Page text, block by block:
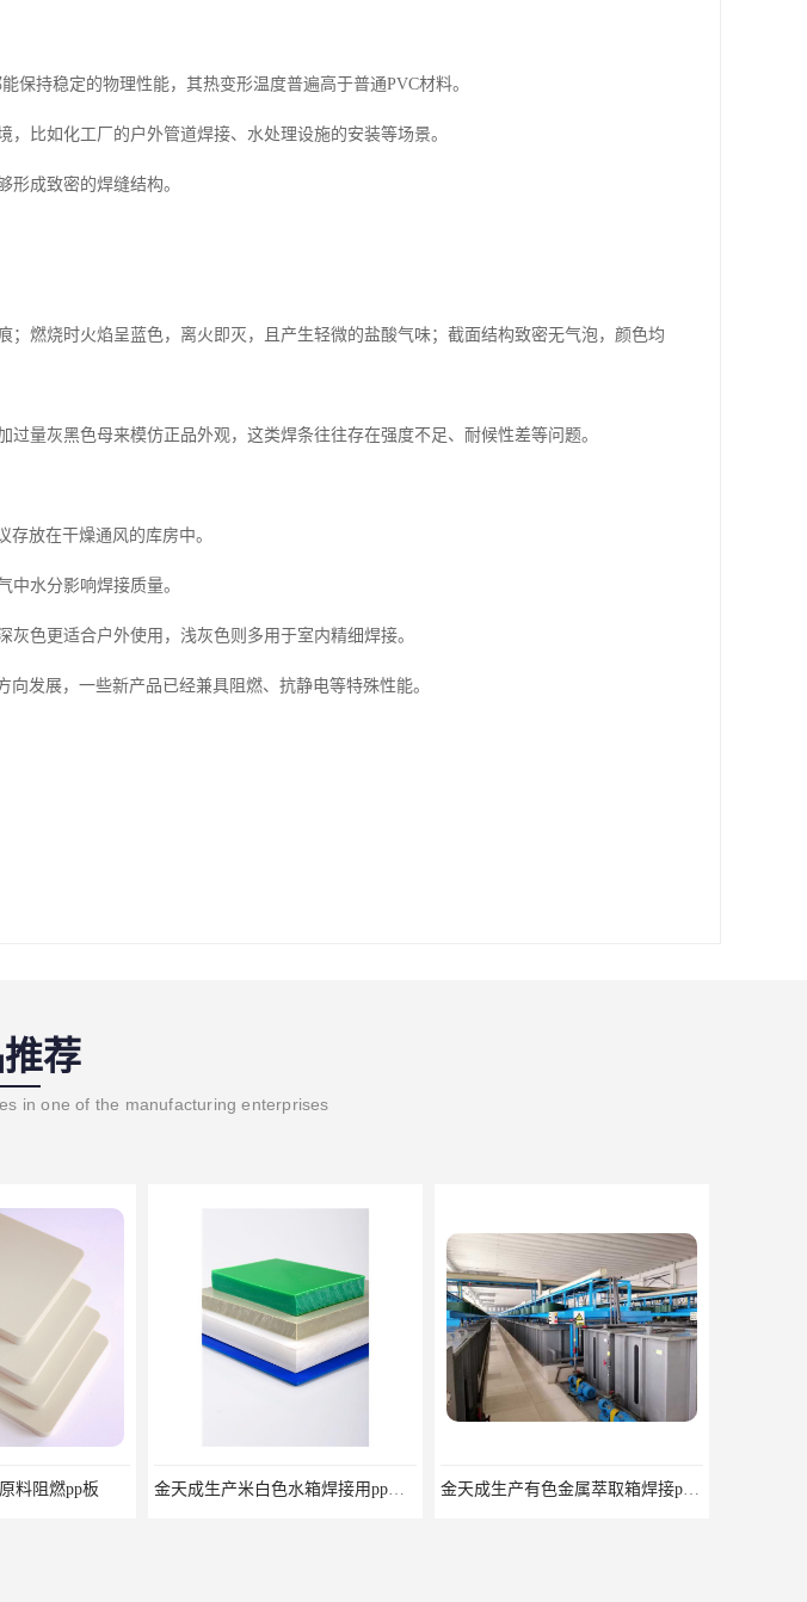
持稳定的物理性能，其热变形温度普遍高于普通PVC材料。
比如化工厂的户外管道焊接、水处理设施的安装等场景。
形成致密的焊缝结构。
；燃烧时火焰呈蓝色，离火即灭，且产生轻微的盐酸气味；截面结构致密无气泡，颜色均
量灰黑色母来模仿正品外观，这类焊条往往存在强度不足、耐候性差等问题。
放在干燥通风的库房中。
中水分影响焊接质量。
色更适合户外使用，浅灰色则多用于室内精细焊接。
发展，一些新产品已经兼具阻燃、抗静电等特殊性能。
荐
in one of the manufacturing enterprises
金天成生产有色金属萃取箱焊接pvc板 金天成生产镍钴萃取箱焊接pvc萃取板